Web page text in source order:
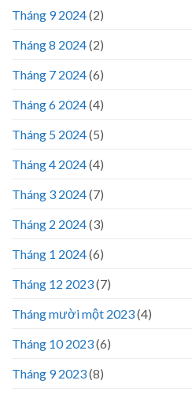
Tháng 9 2024(2)
Tháng 8 2024(2)
Tháng 7 2024(6)
Tháng 6 2024(4)
Tháng 5 2024(5)
Tháng 4 2024(4)
Tháng 3 2024(7)
Tháng 2 2024(3)
Tháng 1 2024(6)
Tháng 12 2023(7)
Tháng mười một 2023(4)
Tháng 10 2023(6)
Tháng 9 2023(8)